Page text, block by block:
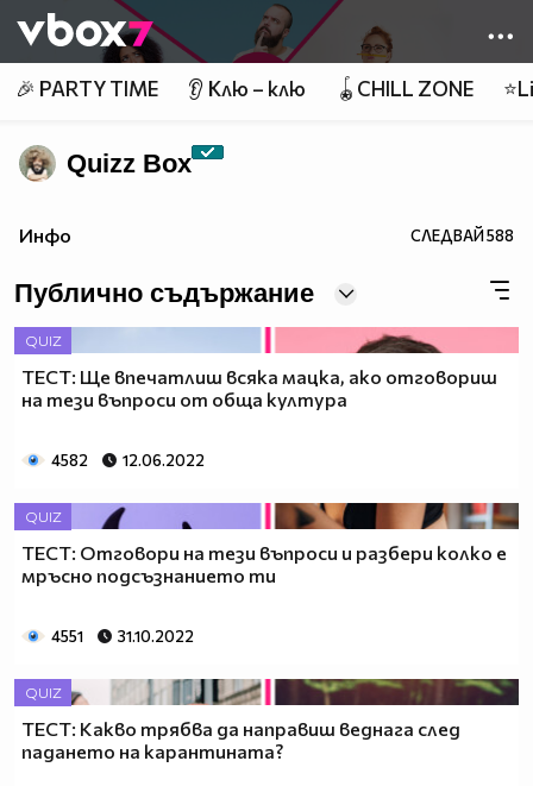
👾
🎉 PARTY TIME 👂 Клю – клю 🪀CHILL ZONE
Quizz Box
Инфо СЛЕДВАЙ588
Публично съдържание
QUIZ
ТЕСТ: Ще впечатлиш всяка мацка, ако отговориш
на тези въпроси от обща култура
4582 12.06.2022
QUIZ
ТЕСТ: Отговори на тези въпроси и разбери колко е
мръсно подсъзнанието ти
4551 31.10.2022
QUIZ
ТЕСТ: Какво трябва да направиш веднага след
падането на карантината?